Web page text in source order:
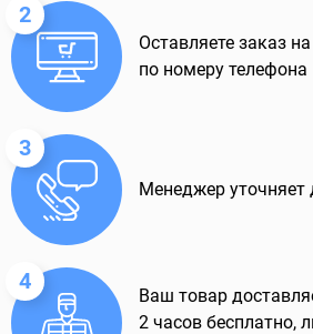
2
Оставляете заказ
по номеру телефона
3
Менеджер уточняет
4
Ваш товар
2 часов бесплатно,